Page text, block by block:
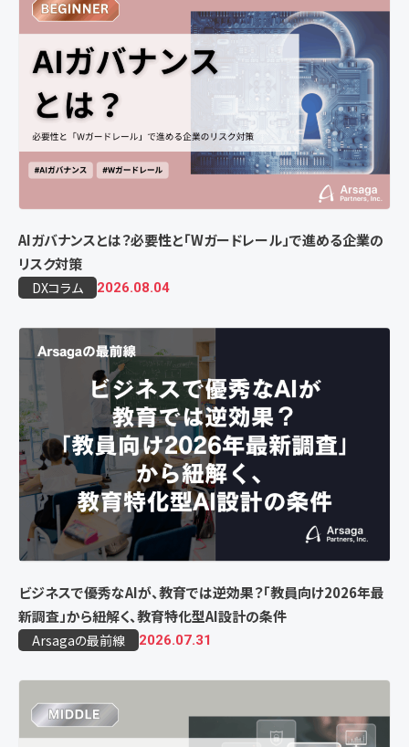
AIガバナンスとは？必要性と「Wガードレール」で進める企業の
リスク対策
DXコラム 2026.08.04
ビジネスで優秀なAIが、教育では逆効果？「教員向け2026年最
新調査」から紐解く、教育特化型AI設計の条件
Arsagaの最前線 2026.07.31